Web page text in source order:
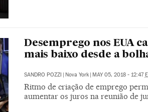
Desemprego nos EUA
mais baixo desde a
SANDRO POZZI | Nova York | MAY 05, 2018 - 12:47
Ritmo de criação de emprego
aumentar os juros na reunião de